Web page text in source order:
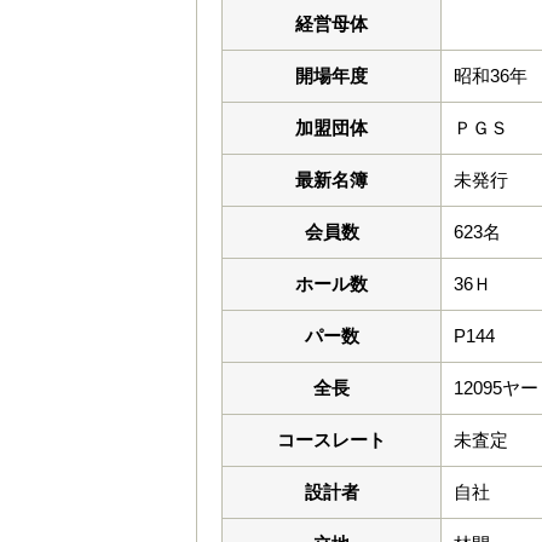
経営母体
開場年度 昭和36年
加盟団体 ＰＧＳ
最新名簿 未発行
会員数 623名
ホール数 36Ｈ
パー数 P144
全長 12095ヤ
コースレート 未査定
設計者 自社